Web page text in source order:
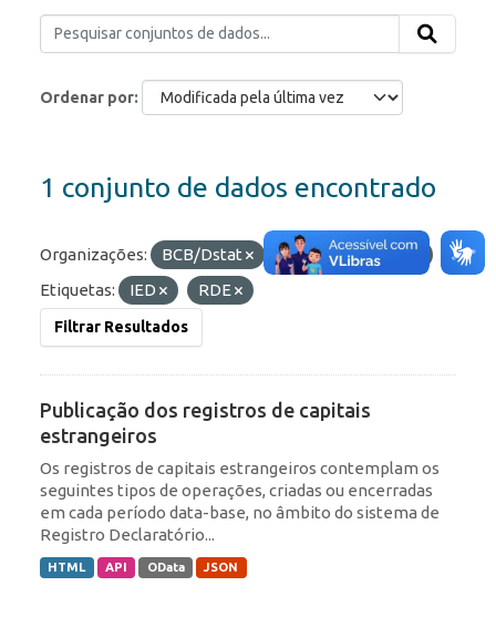
Ordenar por
1 conjunto de dados encontrado
Organizações: BCB/Dstat Formatos:
HTML
Etiquetas:
IED RDE
Filtrar Resultados
Publicação dos registros de capitais
estrangeiros
Os registros de capitais estrangeiros contemplam os
seguintes tipos de operações, criadas ou encerradas
em cada período data-base, no âmbito do sistema de
Registro Declaratório...
HTML API OData JSON